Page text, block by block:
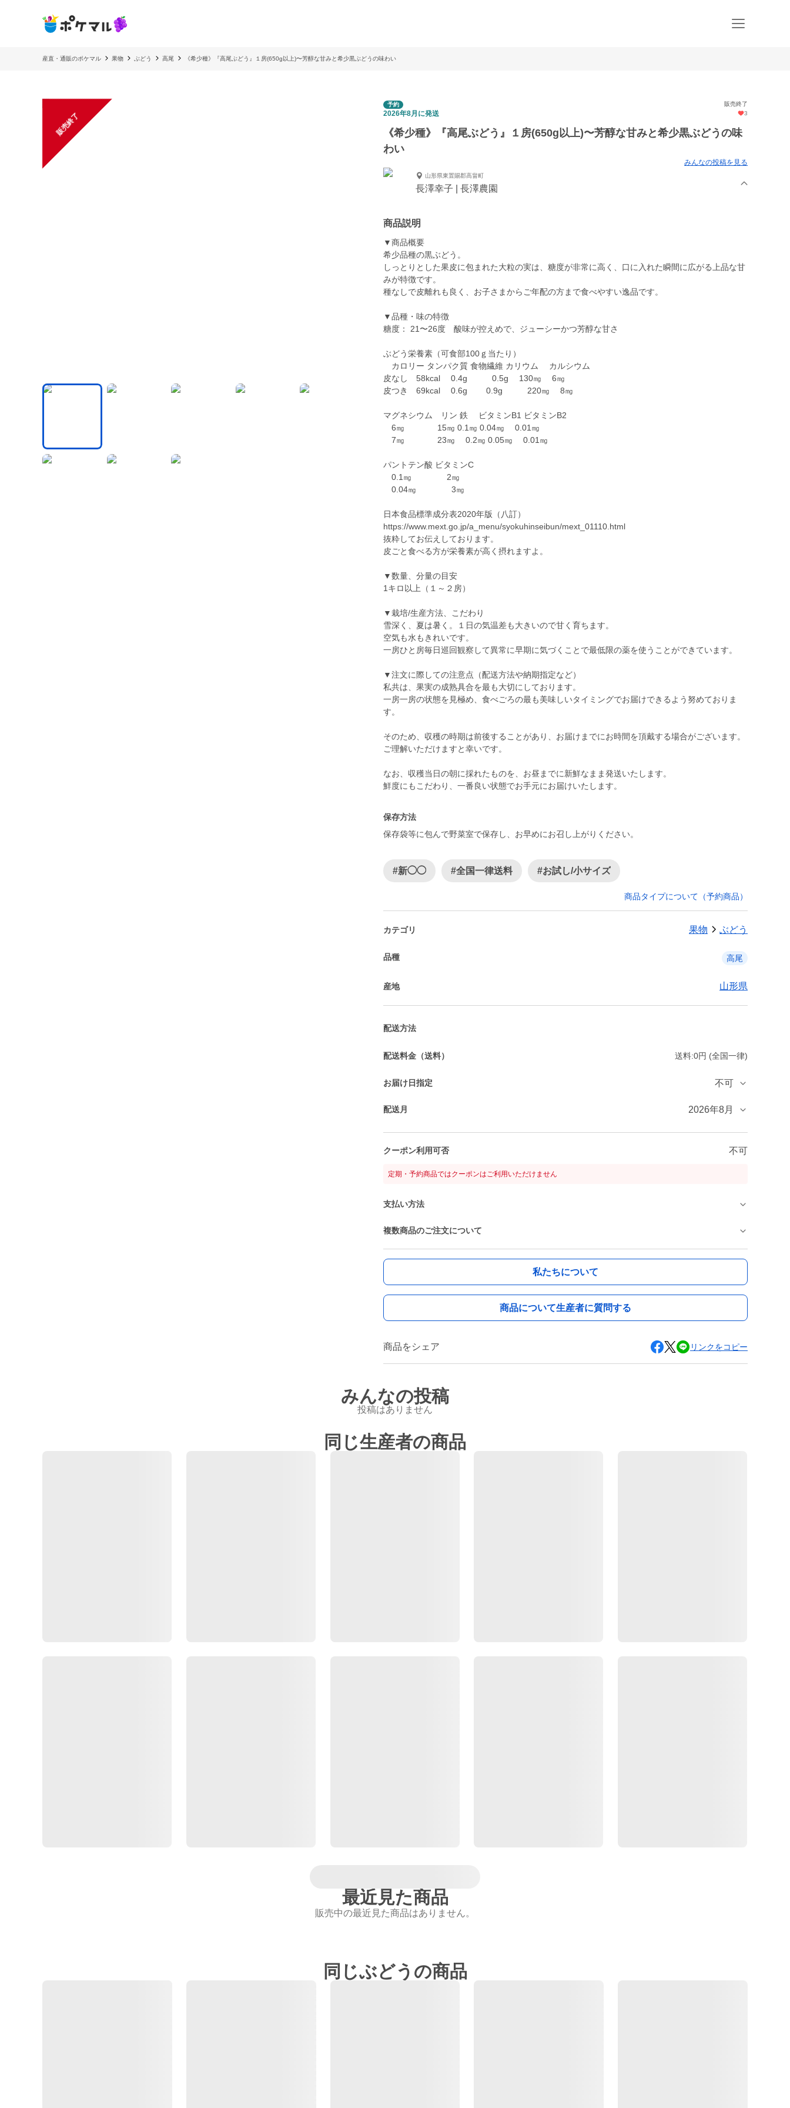
産直・通販のポケマル 果物 ぶどう 高尾 《希少種》『高尾ぶどう』１房(650g以上)〜芳醇な甘みと希少黒ぶどうの味わい
販売終了
予約 販売終了
2026年8月に発送 3
《希少種》『高尾ぶどう』１房(650g以上)〜芳醇な甘みと希少黒ぶどうの味
わい
みんなの投稿を見る
山形県東置賜郡高畠町
長澤幸子 | 長澤農園
商品説明
▼商品概要
希少品種の黒ぶどう。
しっとりとした果皮に包まれた大粒の実は、糖度が非常に高く、口に入れた瞬間に広がる上品な甘
みが特徴です。
種なしで皮離れも良く、お子さまからご年配の方まで食べやすい逸品です。
▼品種・味の特徴
糖度： 21〜26度 酸味が控えめで、ジューシーかつ芳醇な甘さ
ぶどう栄養素（可食部100ｇ当たり）
カロリー タンパク質 食物繊維 カリウム カルシウム
皮なし 58kcal 0.4g 0.5g 130㎎ 6㎎
皮つき 69kcal 0.6g 0.9g 220㎎ 8㎎
マグネシウム リン 鉄 ビタミンB1 ビタミンB2
6㎎ 15㎎ 0.1㎎ 0.04㎎ 0.01㎎
7㎎ 23㎎ 0.2㎎ 0.05㎎ 0.01㎎
パントテン酸 ビタミンC
0.1㎎ 2㎎
0.04㎎ 3㎎
日本食品標準成分表2020年版（八訂）
https://www.mext.go.jp/a_menu/syokuhinseibun/mext_01110.html
抜粋してお伝えしております。
皮ごと食べる方が栄養素が高く摂れますよ。
▼数量、分量の目安
1キロ以上（１～２房）
▼栽培/生産方法、こだわり
雪深く、夏は暑く。１日の気温差も大きいので甘く育ちます。
空気も水もきれいです。
一房ひと房毎日巡回観察して異常に早期に気づくことで最低限の薬を使うことができています。
▼注文に際しての注意点（配送方法や納期指定など）
私共は、果実の成熟具合を最も大切にしております。
一房一房の状態を見極め、食べごろの最も美味しいタイミングでお届けできるよう努めておりま
す。
そのため、収穫の時期は前後することがあり、お届けまでにお時間を頂戴する場合がございます。
ご理解いただけますと幸いです。
なお、収穫当日の朝に採れたものを、お昼までに新鮮なまま発送いたします。
鮮度にもこだわり、一番良い状態でお手元にお届けいたします。
保存方法
保存袋等に包んで野菜室で保存し、お早めにお召し上がりください。
#新◯◯ #全国一律送料 #お試し/小サイズ
商品タイプについて（予約商品）
カテゴリ 果物 ぶどう
品種 高尾
産地 山形県
配送方法
配送料金（送料） 送料:0円 (全国一律)
お届け日指定 不可
配送月 2026年8月
クーポン利用可否 不可
定期・予約商品ではクーポンはご利用いただけません
支払い方法
複数商品のご注文について
私たちについて
商品について生産者に質問する
商品をシェア リンクをコピー
みんなの投稿
投稿はありません
同じ生産者の商品
最近見た商品
販売中の最近見た商品はありません。
同じぶどうの商品